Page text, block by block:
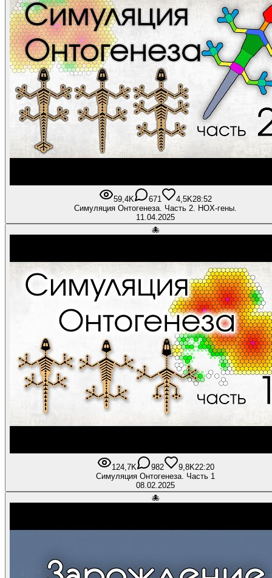
59,4K 671 4,5K28:52
Симуляция Онтогенеза. Часть 2. HOX-гены.
11.04.2025
🐙
124,7K 982 9,8K22:20
Симуляция Онтогенеза. Часть 1
08.02.2025
🐙